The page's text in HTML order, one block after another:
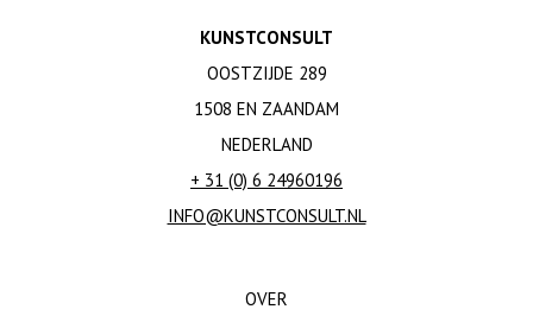
KUNSTCONSULT
OOSTZIJDE 289
1508 EN ZAANDAM
NEDERLAND
+ 31 (0) 6 24960196
INFO@KUNSTCONSULT.NL
OVER